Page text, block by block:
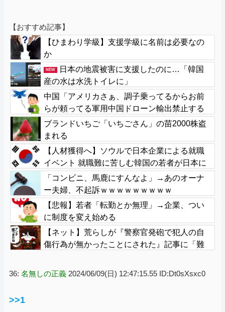
【おすすめ記事】
【ひまわり学級】支援学級に名前は必要なの
か
NEW
日本の地震被害に支援したのに…「韓国
産の水は水洗トイレに」
中国「アメリカさぁ、調子乗ってるからお前
らが頼ってる軍用中国ドローン輸出禁止する
わw」
ブランドいちご「いちごさん」の苗2000株盗
まれる
【人材獲得へ】ソウルで日本企業による就職
イベント 就職難に苦しむ韓国の若者が日本に
注目
「コンビニ、馬鹿にすんなよ」→あのオーナ
ー夫婦、不起訴ｗｗｗｗｗｗｗｗｗ
【悲報】若者「転勤とか無理」→企業、つい
に制度を変え始める
【ネット】荒らしが『警察官発砲で犯人の自
傷行為が無かったことにされた』記事に「難
拡散してマスゴミの偏向報道確定
36: 名無しの正義 2024/06/09(日) 12:47:15.55 ID:Dt0sXsxc0
>>1